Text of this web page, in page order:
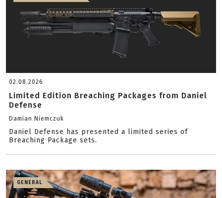
02.08.2026
Limited Edition Breaching Packages from Daniel
Defense
Damian Niemczuk
Daniel Defense has presented a limited series of
Breaching Package sets.
GENERAL